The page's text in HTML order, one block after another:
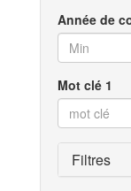
Année de
Mot clé 1
Filtres